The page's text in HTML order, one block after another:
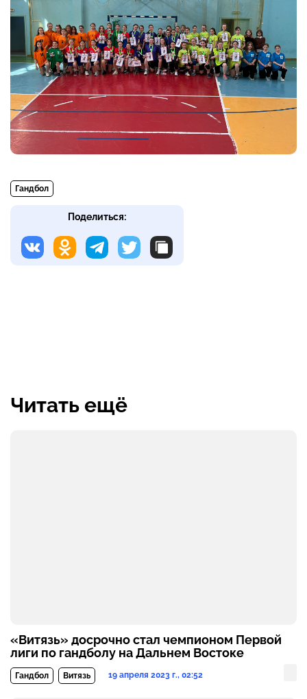
Гандбол
Поделиться:
Читать ещё
«Витязь» досрочно стал чемпионом Первой
лиги по гандболу на Дальнем Востоке
Гандбол Витязь 19 апреля 2023 г., 02:52